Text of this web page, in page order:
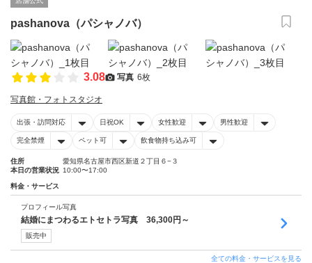
pashanova（パシャノバ）
3.08 写真 6枚
写真館・フォトスタジオ
出張・訪問対応 日祝OK 女性歓迎 男性歓迎
完全禁煙 ペット可 飲食物持ち込み可
住所
愛知県名古屋市西区新道２丁目６−３
本日の営業状況 10:00〜17:00
料金・サービス
プロフィール写真
結婚にまつわるエトセトラ写真 36,300円～
販売中
全ての料金・サービスを見る